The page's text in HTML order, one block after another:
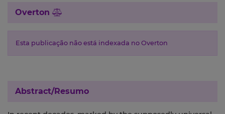
Overton
Esta publicação não está indexada no Overton
Abstract/Resumo